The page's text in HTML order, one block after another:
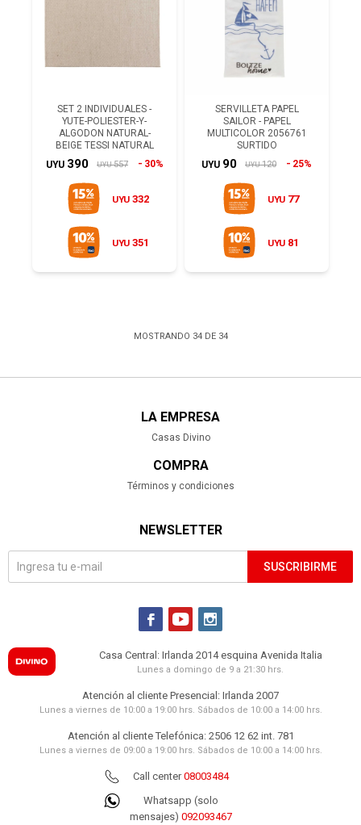
SET 2 INDIVIDUALES -
YUTE-POLIESTER-Y-
ALGODON NATURAL-
BEIGE TESSI NATURAL
UYU 390 UYU 557 30%
UYU 332
UYU 351
SERVILLETA PAPEL
SAILOR - PAPEL
MULTICOLOR 2056761
SURTIDO
UYU 90 UYU 120 25%
UYU 77
UYU 81
MOSTRANDO 34DE 34
LA EMPRESA
Casas Divino
COMPRA
Términos y condiciones
NEWSLETTER
SUSCRIBIRME
  
Casa Central: Irlanda 2014 esquina Avenida Italia
Lunes a domingo de 9 a 21:30 hrs.
Atención al cliente Presencial: Irlanda 2007
Lunes a viernes de 10:00 a 19:00 hrs. Sábados de 10:00 a 14:00 hrs.
Atención al cliente Telefónica: 2506 12 62 int. 781
Lunes a viernes de 09:00 a 19:00 hrs. Sábados de 10:00 a 14:00 hrs.
Call center08003484
Whatsapp (solo
mensajes) 092093467